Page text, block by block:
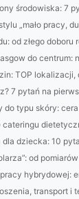
środowiska: 7
„mało pracy,
od złego doboru
do centrum:
TOP lokalizacji,
7 pytań na
typu skóry: cera
cateringu
dziecka: 10
od
hybrydowej:
transport i